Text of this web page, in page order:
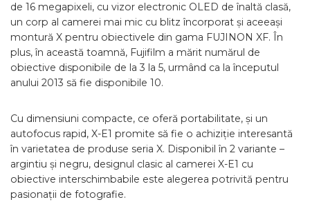
de 16 megapixeli, cu vizor electronic OLED de înaltă clasă,
un corp al camerei mai mic cu blitz încorporat și aceeași
montură X pentru obiectivele din gama FUJINON XF. În
plus, în această toamnă, Fujifilm a mărit numărul de
obiective disponibile de la 3 la 5, urmând ca la începutul
anului 2013 să fie disponibile 10.
Cu dimensiuni compacte, ce oferă portabilitate, și un
autofocus rapid, X-E1 promite să fie o achiziție interesantă
în varietatea de produse seria X. Disponibil în 2 variante –
argintiu și negru, designul clasic al camerei X-E1 cu
obiective interschimbabile este alegerea potrivită pentru
pasionații de fotografie.